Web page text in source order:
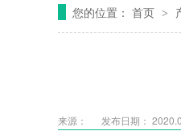
您的位置： 首页 >
来源： 发布日期：